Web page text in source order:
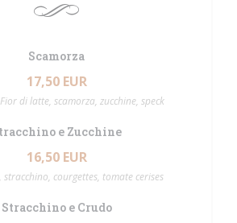
Scamorza
17,50 EUR
di latte, scamorza, zucchine, speck
e Zucchine
16,50 EUR
courgettes, tomate cerises
Stracchino e Crudo